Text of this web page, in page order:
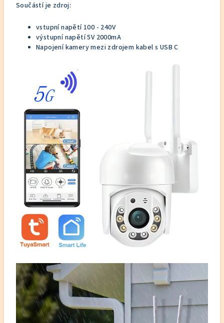
Součástí je zdroj:
vstupní napětí 100 - 240V
výstupní napětí 5V 2000mA
Napojení kamery mezi zdrojem kabel s USB C